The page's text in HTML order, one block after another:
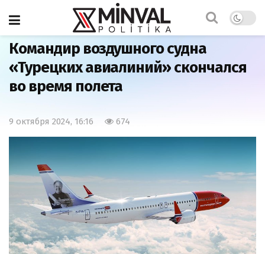
Главная
Командир воздушного судна
«Турецких авиалиний» скончался
во время полета
9 октября 2024, 16:16 674